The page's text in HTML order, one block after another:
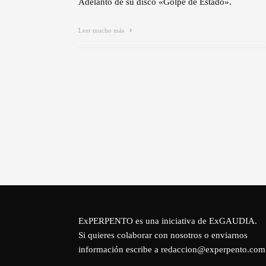
Leer mucho más
ExPERPENTO es una iniciativa de ExGAUDIA.
Si quieres colaborar con nosotros o enviarnos
información escribe a redaccion@experpento.com